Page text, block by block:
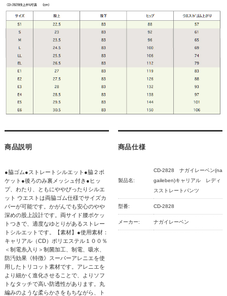
商品説明
●脇ゴム●ストレートシルエット●脇２ポ
ケット●後ろのみ裏メッシュ付き●ヒッ
プ、わたり、ともにややぴったりシルエ
ット ウエストは両脇ゴム仕様でサイズカ
バーが可能です。かがんでも安心のやや
深めの股上設計です。両サイド腰ポケッ
トつきで、適度なゆとりがあるストレー
トシルエットです。【素材】●使用素材：
キャリアル（CD）ポリエステル１００％
＜制電糸入り＞制菌加工、制電、吸水、
防汚効果《特徴》スーパーアレニエを使
用したトリコット素材です。アレニエを
より細かく進化させることで、よりソフ
トなタッチで高い防透性があります。丸
編みのような柔らかさをもちながら、ト
商品仕様
製品名:
CD-2828 ナガイレーベン(na
gaileben)キャリアル レディ
スストレートパンツ
型番: CD-2828
メーカー: ナガイレーベン